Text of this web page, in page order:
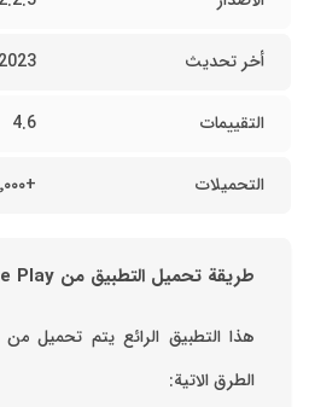
أخر تحديث
التقييمات 4.6
التحميلات +١٠٬٠٠٠٬٠٠٠
طريقة تحميل التطبيق من Google Play
الطرق الاتية: